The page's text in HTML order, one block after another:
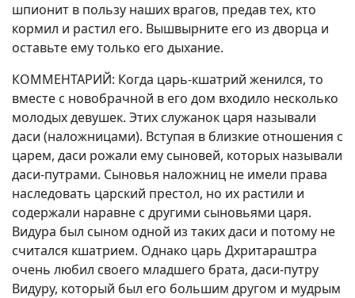
шпионит в пользу наших врагов, предав тех, кто
кормил и растил его. Вышвырните его из дворца и
оставьте ему только его дыхание.
КОММЕНТАРИЙ: Когда царь-кшатрий женился, то
вместе с новобрачной в его дом входило несколько
молодых девушек. Этих служанок царя называли
даси (наложницами). Вступая в близкие отношения с
царем, даси рожали ему сыновей, которых называли
даси-путрами. Сыновья наложниц не имели права
наследовать царский престол, но их растили и
содержали наравне с другими сыновьями царя.
Видура был сыном одной из таких даси и потому не
считался кшатрием. Однако царь Дхритараштра
очень любил своего младшего брата, даси-путру
Видуру, который был его большим другом и мудрым